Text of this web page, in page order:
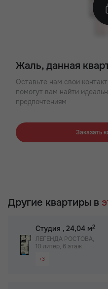
Жаль, данная
Оставьте нам свои
помогут вам найти
предпочтениям
Заказать
Другие квартиры в
Студия , 24,04 м2
ЛЕГЕНДА РОСТОВА,
10 литер, 6 этаж
+3